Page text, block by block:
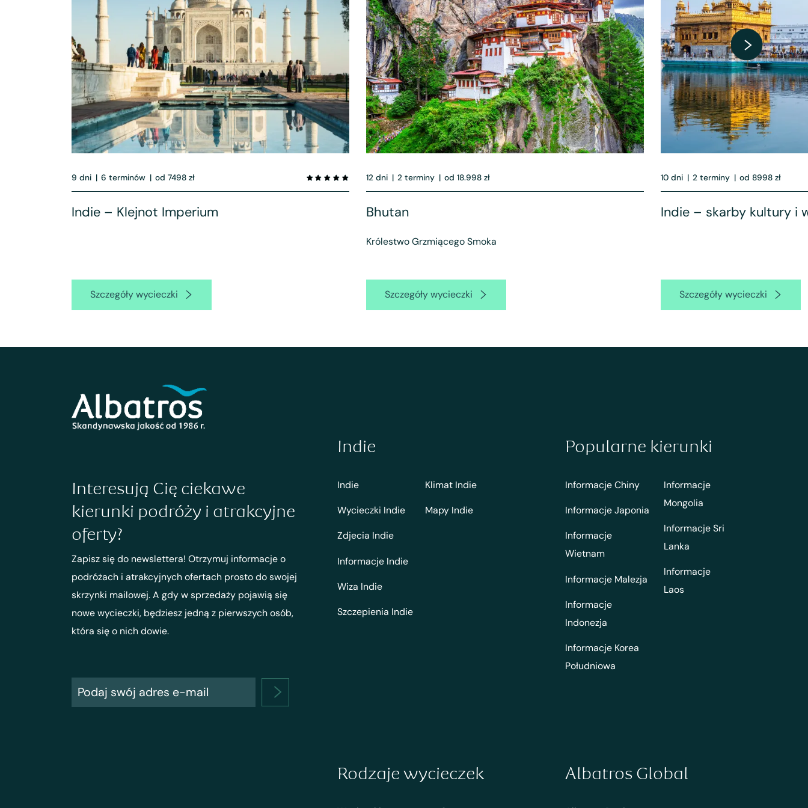
9 dni | 6 terminów | od 7498 zł
Indie – Klejnot Imperium
Szczegóły wycieczki
12 dni | 2 terminy | od 18.998 zł
Bhutan
Królestwo Grzmiącego Smoka
Szczegóły wycieczki
10 dni | 2 terminy | od 8998 zł
Indie – skarby kultury i
Szczegóły wycieczki
Interesują Cię ciekawe
kierunki podróży i atrakcyjne
oferty?
Zapisz się do newslettera! Otrzymuj informacje o
podróżach i atrakcyjnych ofertach prosto do swojej
skrzynki mailowej. A gdy w sprzedaży pojawią się
nowe wycieczki, będziesz jedną z pierwszych osób,
która się o nich dowie.
Indie
Indie
Wycieczki Indie
Zdjecia Indie
Informacje Indie
Wiza Indie
Szczepienia Indie
Klimat Indie
Mapy Indie
Popularne kierunki
Informacje Chiny
Informacje Japonia
Informacje
Wietnam
Informacje Malezja
Informacje
Indonezja
Informacje Korea
Południowa
Informacje
Mongolia
Informacje Sri
Lanka
Informacje
Laos
Rodzaje wycieczek Albatros Global